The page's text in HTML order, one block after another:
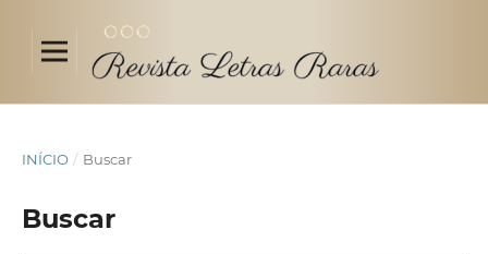
INÍCIO / Buscar
Buscar